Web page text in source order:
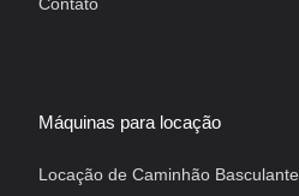
Máquinas para locação
Locação de Caminhão Basculante